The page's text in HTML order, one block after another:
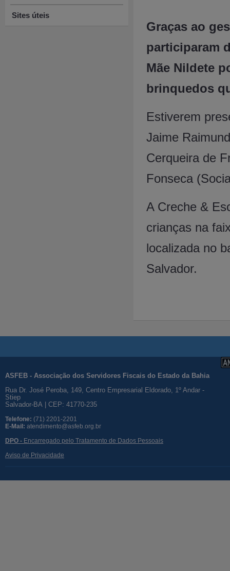
Sites úteis
Graças ao
participaram
Mãe Nildete
brinquedos
Estiverem
Jaime
Cerqueira de
Fonseca
A Creche &
crianças na
localizada no
Salvador.
ASFEB - Associação dos Servidores Fiscais do Estado da Bahia
Rua Dr. José Peroba, 149, Centro Empresarial Eldorado, 1º Andar -
Stiep
Salvador-BA | CEP: 41770-235
Telefone: (71) 2201-2201
E-Mail: atendimento@asfeb.org.br
DPO - Encarregado pelo Tratamento de Dados Pessoais
Aviso de Privacidade